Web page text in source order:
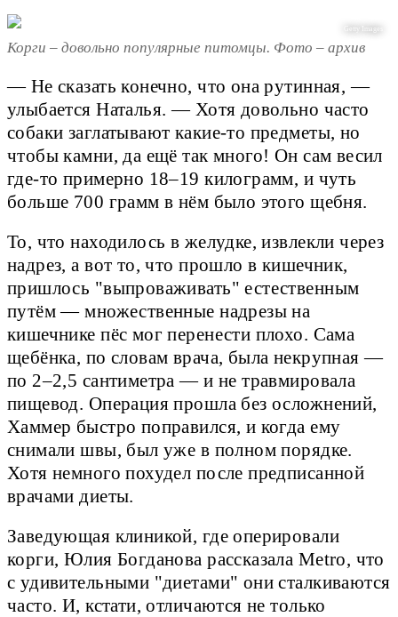
Getty Images
Корги – довольно популярные питомцы. Фото – архив
— Не сказать конечно, что она рутинная, —
улыбается Наталья. — Хотя довольно часто
собаки заглатывают какие-то предметы, но
чтобы камни, да ещё так много! Он сам весил
где-то примерно 18–19 килограмм, и чуть
больше 700 грамм в нём было этого щебня.
То, что находилось в желудке, извлекли через
надрез, а вот то, что прошло в кишечник,
пришлось "выпроваживать" естественным
путём — множественные надрезы на
кишечнике пёс мог перенести плохо. Сама
щебёнка, по словам врача, была некрупная —
по 2–2,5 сантиметра — и не травмировала
пищевод. Операция прошла без осложнений,
Хаммер быстро поправился, и когда ему
снимали швы, был уже в полном порядке.
Хотя немного похудел после предписанной
врачами диеты.
Заведующая клиникой, где оперировали
корги, Юлия Богданова рассказала Metro, что
с удивительными "диетами" они сталкиваются
часто. И, кстати, отличаются не только